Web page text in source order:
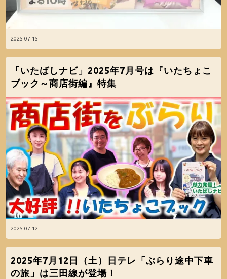
2025-07-15
2025-07-12
「いたばしナビ」2025年7月号は『いたちょこ
ブック～商店街編』特集
2025年7月12日（土）日テレ「ぶらり途中下車
の旅」は三田線が登場！